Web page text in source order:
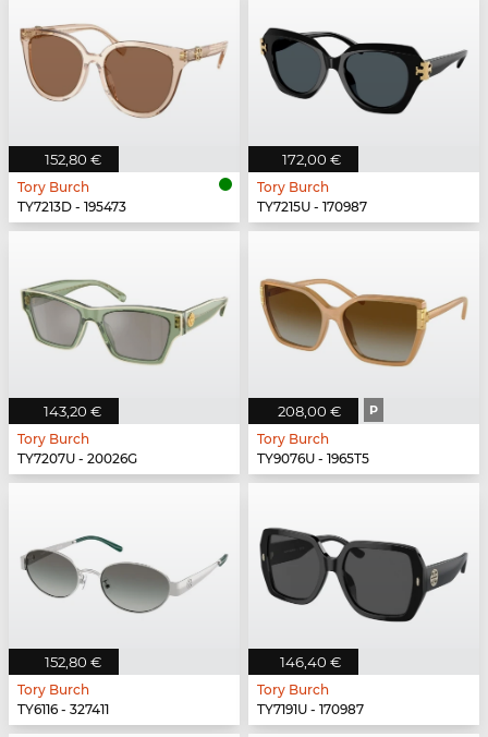
152,80 €
Tory Burch
TY7213D - 195473
172,00 €
Tory Burch
TY7215U - 170987
143,20 €
Tory Burch
TY7207U - 20026G
208,00 € P
Tory Burch
TY9076U - 1965T5
152,80 €
Tory Burch
TY6116 - 327411
146,40 €
Tory Burch
TY7191U - 170987